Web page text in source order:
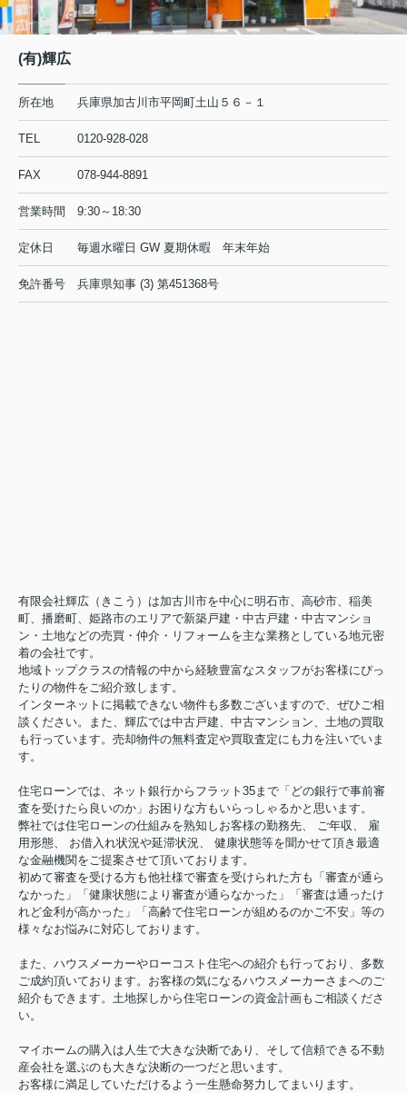
(有)輝広
所在地 兵庫県加古川市平岡町土山５６－１
TEL 0120-928-028
FAX 078-944-8891
営業時間 9:30～18:30
定休日 毎週水曜日 GW 夏期休暇 年末年始
免許番号 兵庫県知事 (3) 第451368号
有限会社輝広（きこう）は加古川市を中心に明石市、高砂市、稲美
町、播磨町、姫路市のエリアで新築戸建・中古戸建・中古マンショ
ン・土地などの売買・仲介・リフォームを主な業務としている地元密
着の会社です。
地域トップクラスの情報の中から経験豊富なスタッフがお客様にぴっ
たりの物件をご紹介致します。
インターネットに掲載できない物件も多数ございますので、ぜひご相
談ください。また、輝広では中古戸建、中古マンション、土地の買取
も行っています。売却物件の無料査定や買取査定にも力を注いでいま
す。
住宅ローンでは、ネット銀行からフラット35まで「どの銀行で事前審
査を受けたら良いのか」お困りな方もいらっしゃるかと思います。
弊社では住宅ローンの仕組みを熟知しお客様の勤務先、 ご年収、 雇
用形態、 お借入れ状況や延滞状況、 健康状態等を聞かせて頂き最適
な金融機関をご提案させて頂いております。
初めて審査を受ける方も他社様で審査を受けられた方も「審査が通ら
なかった」「健康状態により審査が通らなかった」「審査は通ったけ
れど金利が高かった」「高齢で住宅ローンが組めるのかご不安」等の
様々なお悩みに対応しております。
また、ハウスメーカーやローコスト住宅への紹介も行っており、多数
ご成約頂いております。お客様の気になるハウスメーカーさまへのご
紹介もできます。土地探しから住宅ローンの資金計画もご相談くださ
い。
マイホームの購入は人生で大きな決断であり、そして信頼できる不動
産会社を選ぶのも大きな決断の一つだと思います。
お客様に満足していただけるよう一生懸命努力してまいります。